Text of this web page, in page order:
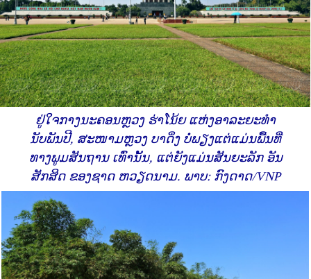
ຢູ່ໃຈກາງນະຄອນຫຼວງ ຮ່າໂນ້ຍ ແຫ່ງອາລະຍະທຳ
ນັບພັນປີ, ສະໜາມຫຼວງ ບາດິ່ງ ບໍ່ພຽງແຕ່ແມ່ນພື້ນທີ່
ທາງພູມສັນຖານ ເທົ່ານັ້ນ, ແຕ່ຍັງແມ່ນສັນຍະລັກ ອັນ
ສັກສິດ ຂອງຊາດ ຫວຽດນາມ. ພາບ: ກົງດາດ/VNP